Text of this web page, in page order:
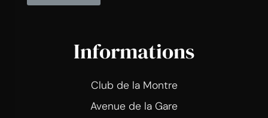
Informations
Club de la Montre
Avenue de la Gare